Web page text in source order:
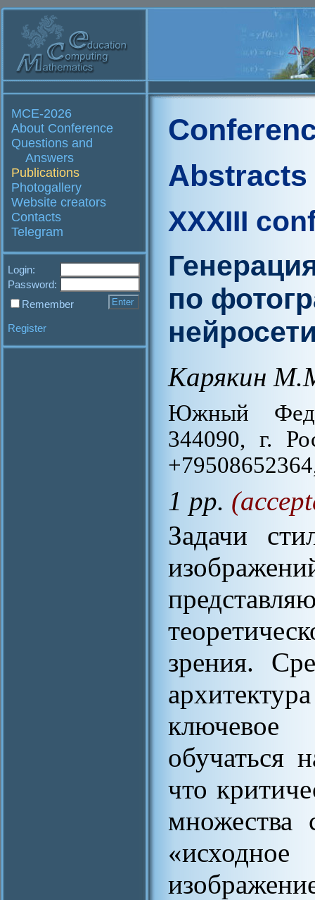
MCE-2026
About Conference
Questions and
Answers
Publications
Photogallery
Website creators
Contacts
Telegram
Login:
Password:
Remember
Register
Abstracts
XXXIII
по
Карякин
Южный
344090, г.
1 pp.
Задачи
зрения.
ключевое
обучаться
что
множества